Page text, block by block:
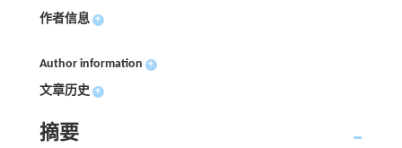
作者信息 +
Author information +
文章历史 +
摘要